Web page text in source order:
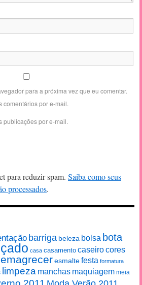
para a próxima vez que eu comentar.
comentários por e-mail.
publicações por e-mail.
para reduzir spam. Saiba como seus
processados.
barriga beleza bolsa bota
casa casamento caseirocores
emagreceresmaltefesta formatura
limpeza manchas maquiagem meia